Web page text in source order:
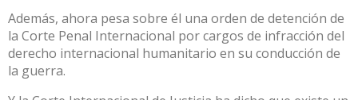
Además, ahora pesa sobre él una orden de detención de
la Corte Penal Internacional por cargos de infracción del
derecho internacional humanitario en su conducción de
la guerra.